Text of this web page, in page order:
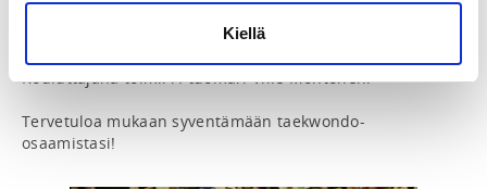
Kiellä
harjoittelemaan tuomaritoimintaa aidoilla välineillä ja
aidoissa tilanteissa salikisoissa.
Kouluttajana toimii A-tuomari Ville Montonen.
Tervetuloa mukaan syventämään taekwondo-
osaamistasi!